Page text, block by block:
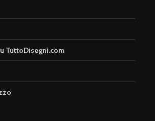
TuttoDisegni.com